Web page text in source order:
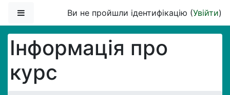
Бокова панельВи не пройшли ідентифікацію (Увійти)
Інформація про
курс